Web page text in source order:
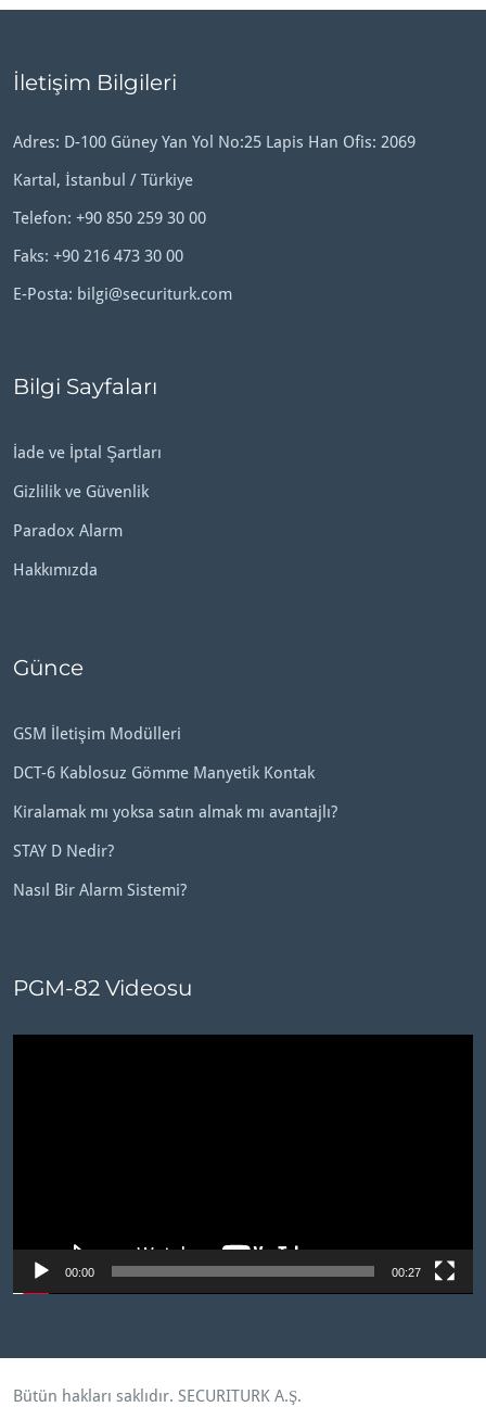
İletişim Bilgileri
Adres: D-100 Güney Yan Yol No:25 Lapis Han Ofis: 2069
Kartal, İstanbul / Türkiye
Telefon: +90 850 259 30 00
Faks: +90 216 473 30 00
E-Posta: bilgi@securiturk.com
Bilgi Sayfaları
İade ve İptal Şartları
Gizlilik ve Güvenlik
Paradox Alarm
Hakkımızda
Günce
GSM İletişim Modülleri
DCT-6 Kablosuz Gömme Manyetik Kontak
Kiralamak mı yoksa satın almak mı avantajlı?
STAY D Nedir?
Nasıl Bir Alarm Sistemi?
PGM-82 Videosu
00:00 00:27
Bütün hakları saklıdır. SECURITURK A.Ş.